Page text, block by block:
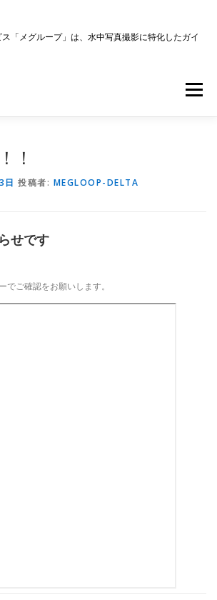
「メグループ」は、水中写真撮影に特化したガイ
メニュー
！
日 投稿者: MEGLOOP-DELTA
せです
ご確認をお願いします。